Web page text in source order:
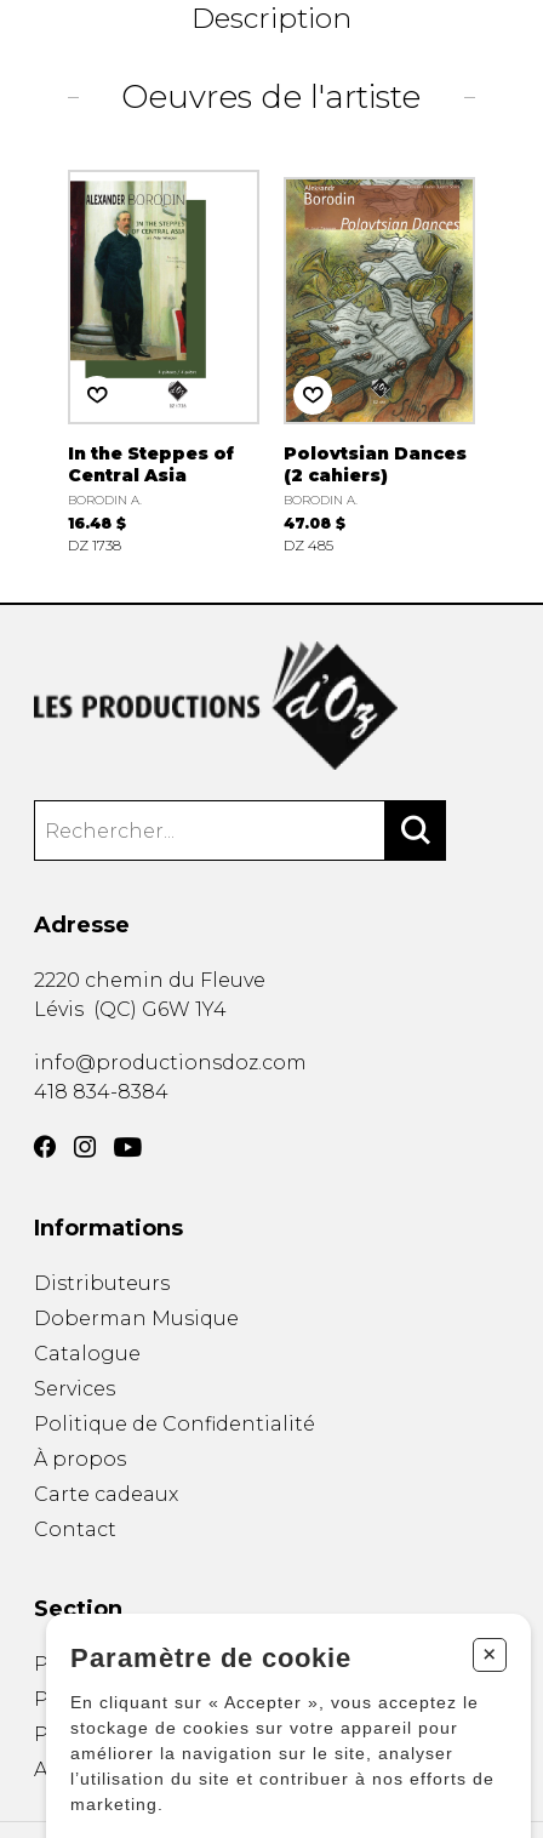
Description
Oeuvres de l'artiste
In the Steppes of
Central Asia
BORODIN A.
16.48 $
DZ 1738
Polovtsian Dances
(2 cahiers)
BORODIN A.
47.08 $
DZ 485
Adresse
2220 chemin du Fleuve
Lévis (QC) G6W 1Y4
info@productionsdoz.com
418 834-8384
Informations
Distributeurs
Doberman Musique
Catalogue
Services
Politique de Confidentialité
À propos
Carte cadeaux
Contact
Section
Partitions pour guitare
Partitions pour autres instruments
Partitions pour ensembles
Autres produits
Paramètre de cookie +
En cliquant sur « Accepter », vous acceptez le
stockage de cookies sur votre appareil pour
améliorer la navigation sur le site, analyser
l’utilisation du site et contribuer à nos efforts de
marketing.